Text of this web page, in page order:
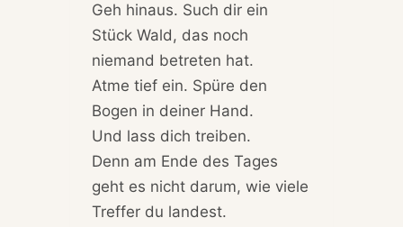
Geh hinaus. Such dir ein
Stück Wald, das noch
niemand betreten hat.
Atme tief ein. Spüre den
Bogen in deiner Hand.
Und lass dich treiben.
Denn am Ende des Tages
geht es nicht darum, wie viele
Treffer du landest.